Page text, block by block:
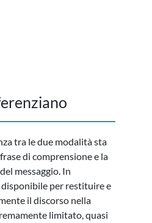
tra le due modalità sta
di comprensione e la
messaggio. In
per restituire e
il discorso nella
limitato, quasi